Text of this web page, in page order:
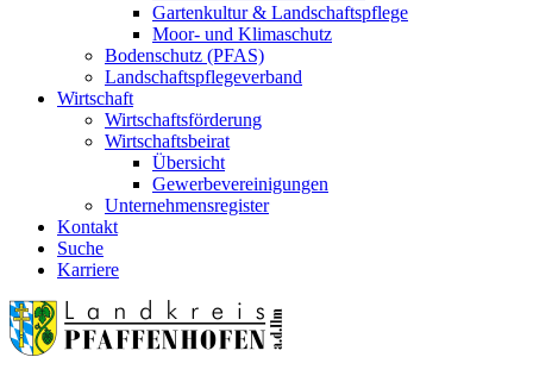
Gartenkultur & Landschaftspflege
Moor- und Klimaschutz
Bodenschutz (PFAS)
Landschaftspflegeverband
Wirtschaft
Wirtschaftsförderung
Wirtschaftsbeirat
Übersicht
Gewerbevereinigungen
Unternehmensregister
Kontakt
Suche
Karriere